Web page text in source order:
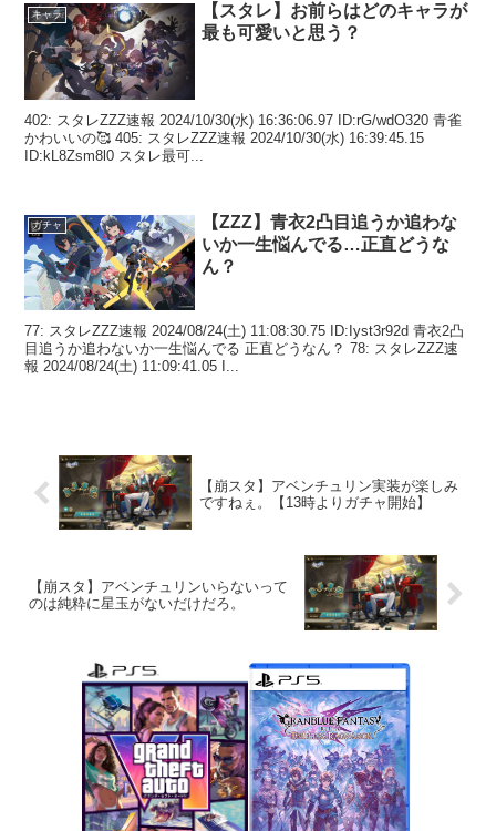
キャラ
【スタレ】お前らはどのキャラが
最も可愛いと思う？
402: スタレZZZ速報 2024/10/30(水) 16:36:06.97 ID:rG/wdO320 青雀
かわいいの🥰 405: スタレZZZ速報 2024/10/30(水) 16:39:45.15
ID:kL8Zsm8l0 スタレ最可...
ガチャ
【ZZZ】青衣2凸目追うか追わな
いか一生悩んでる…正直どうな
ん？
77: スタレZZZ速報 2024/08/24(土) 11:08:30.75 ID:Iyst3r92d 青衣2凸
目追うか追わないか一生悩んでる 正直どうなん？ 78: スタレZZZ速
報 2024/08/24(土) 11:09:41.05 I...
【崩スタ】アベンチュリン実装が楽しみ
ですねぇ。【13時よりガチャ開始】
【崩スタ】アベンチュリンいらないって
のは純粋に星玉がないだけだろ。